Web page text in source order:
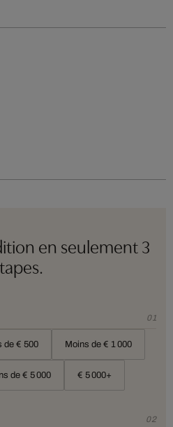
en seulement 3
01
de € 500 Moins de € 1 000
de € 5 000 € 5 000+
02